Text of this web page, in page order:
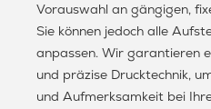
Vorauswahl an gängigen,
Sie können jedoch alle
anpassen. Wir garantieren
und präzise Drucktechnik,
und Aufmerksamkeit bei